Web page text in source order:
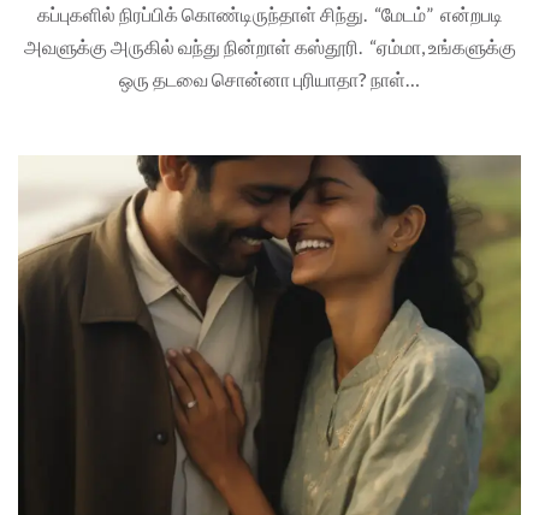
கப்புகளில் நிரப்பிக் கொண்டிருந்தாள் சிந்து. “மேடம்” என்றபடி
அவளுக்கு அருகில் வந்து நின்றாள் கஸ்தூரி. “ஏம்மா, உங்களுக்கு
ஒரு தடவை சொன்னா புரியாதா? நாள்…